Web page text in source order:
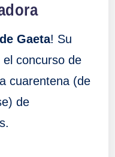
Gaeta! Su
concurso de
cuarentena (de
de